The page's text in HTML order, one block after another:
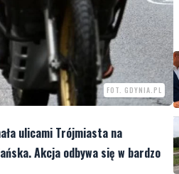
FOT. GDYNIA.PL
ulicami Trójmiasta na
Akcja odbywa się w bardzo